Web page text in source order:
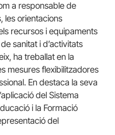
a responsable de
les orientacions
recursos i equipaments
sanitat i d’activitats
ha treballat en la
mesures flexibilitzadores
En destaca la seva
del Sistema
i la Formació
del